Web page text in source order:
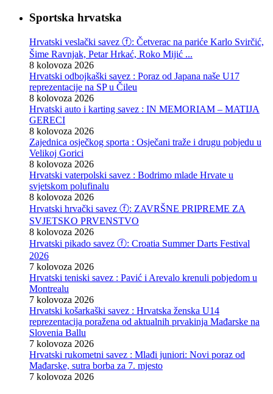
Sportska hrvatska
Hrvatski veslački savez ⓕ: Četverac na pariće Karlo Svirčić,
Šime Ravnjak, Petar Hrkać, Roko Mijić ...
8 kolovoza 2026
Hrvatski odbojkaški savez : Poraz od Japana naše U17
reprezentacije na SP u Čileu
8 kolovoza 2026
Hrvatski auto i karting savez : IN MEMORIAM – MATIJA
GERECI
8 kolovoza 2026
Zajednica osječkog sporta : Osječani traže i drugu pobjedu u
Velikoj Gorici
8 kolovoza 2026
Hrvatski vaterpolski savez : Bodrimo mlade Hrvate u
svjetskom polufinalu
8 kolovoza 2026
Hrvatski hrvački savez ⓕ: ZAVRŠNE PRIPREME ZA
SVJETSKO PRVENSTVO
8 kolovoza 2026
Hrvatski pikado savez ⓕ: Croatia Summer Darts Festival
2026
7 kolovoza 2026
Hrvatski teniski savez : Pavić i Arevalo krenuli pobjedom u
Montrealu
7 kolovoza 2026
Hrvatski košarkaški savez : Hrvatska ženska U14
reprezentacija poražena od aktualnih prvakinja Mađarske na
Slovenia Ballu
7 kolovoza 2026
Hrvatski rukometni savez : Mlađi juniori: Novi poraz od
Mađarske, sutra borba za 7. mjesto
7 kolovoza 2026